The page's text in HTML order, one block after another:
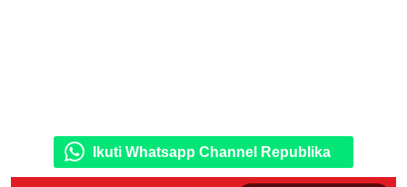
Ikuti Whatsapp Channel Republika